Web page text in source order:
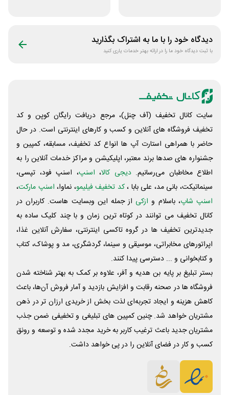
دیدگاه خود را با ما به اشتراک بگذارید
با ثبت دیدگاه خود ما را در ارائه بهتر خدمات یاری کنید
سایت کانال تخفیف (آف چنل)، مرجع دریافت رایگان کوپن و کد
تخفیف فروشگاه های آنلاین و کسب و‌ کارهای اینترنتی است. در حال
حاضر با همراهی استارت آپ ها انواع کد تخفیف، مسابقه، کمپین و
جشنواره های صدها برند معتبر، اپلیکیشن و مراکز خدمات آنلاین را به
اطلاع مخاطبان می‌رسانیم. دیجی کالا، اسنپ، اسنپ فود، تپسی،
سینماتیکت، بانی مد، علی‌ بابا ،کد تخفیف فیلیمو، نماوا، اسنپ مارکت،
اسنپ شاپ، باسلام و ازکی از جمله این وبسایت ‌هاست. کاربران در
کانال تخفیف می توانند در کوتاه ترین زمان و با چند کلیک ساده به
جدیدترین تخفیف ها در گروه تاکسی اینترنتی، سفارش آنلاین غذا،
اپراتورهای مخابراتی، موسیقی و سینما، گردشگری، مد و پوشاک، کتاب
و کتابخوانی و ... دسترسی پیدا کنند.
بستر تبلیغ بر پایه بن هدیه و آفر، علاوه بر کمک به بهتر شناخته شدن
فروشگاه ها در صحنه رقابت و افزایش بازدید و آمار فروش آن‌ها، باعث
کاهش هزینه و ایجاد تجربه‌ای لذت بخش از خریدی ارزان تر در ذهن
مشتریان خواهد شد. چنین کمپین های تبلیغی و تخفیفی ضمن جذب
مشتریان جدید باعث ترغیب کاربر به خرید مجدد شده و توسعه و رونق
کسب و کار در فضای آنلاین را در پی خواهد داشت.